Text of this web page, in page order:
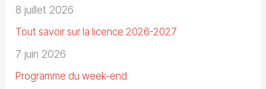
8 juillet 2026
Tout savoir sur la licence 2026-2027
7 juin 2026
Programme du week-end